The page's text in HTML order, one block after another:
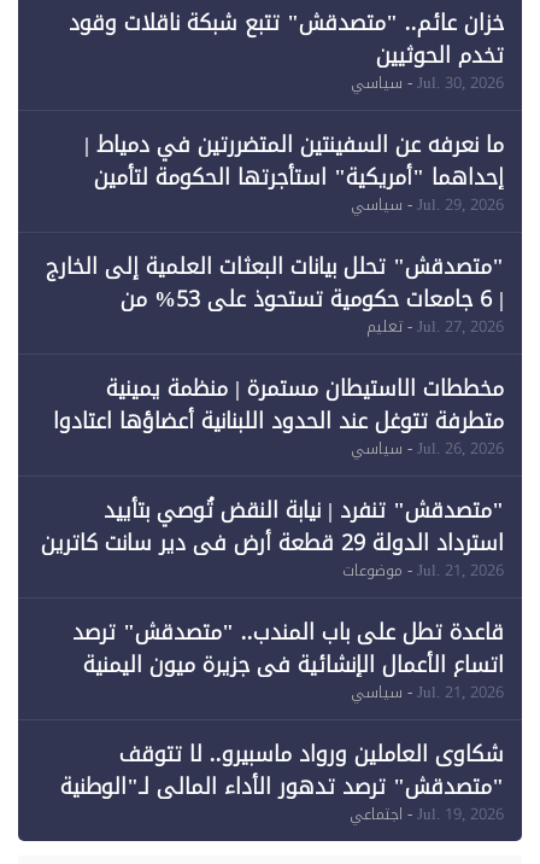
خزان عائم.. "متصدقش" تتبع شبكة ناقلات وقود
تخدم الحوثيين
Jul. 30, 2026- سياسي
ما نعرفه عن السفينتين المتضررتين في دمياط |
إحداهما "أمريكية" استأجرتها الحكومة لتأمين
احتياجات الطاقة
Jul. 29, 2026- سياسي
"متصدقش" تحلل بيانات البعثات العلمية إلى الخارج
| 6 جامعات حكومية تستحوذ على 53% من
Jul. 27, 2026- تعليم
مخططات الاستيطان مستمرة | منظمة يمينية
متطرفة تتوغل عند الحدود اللبنانية أعضاؤها اعتادوا
خرق الحدود
Jul. 26, 2026- سياسي
"متصدقش" تنفرد | نيابة النقض تُوصي بتأييد
استرداد الدولة 29 قطعة أرض في دير سانت كاترين
وقبول طعن الحكومة جزئيًا (1)
Jul. 21, 2026- موضوعات
قاعدة تطل على باب المندب.. "متصدقش" ترصد
اتساع الأعمال الإنشائية في جزيرة ميون اليمنية
Jul. 21, 2026- سياسي
شكاوى العاملين ورواد ماسبيرو.. لا تتوقف
"متصدقش" ترصد تدهور الأداء المالي لـ"الوطنية
للإعلام"
Jul. 19, 2026- اجتماعي